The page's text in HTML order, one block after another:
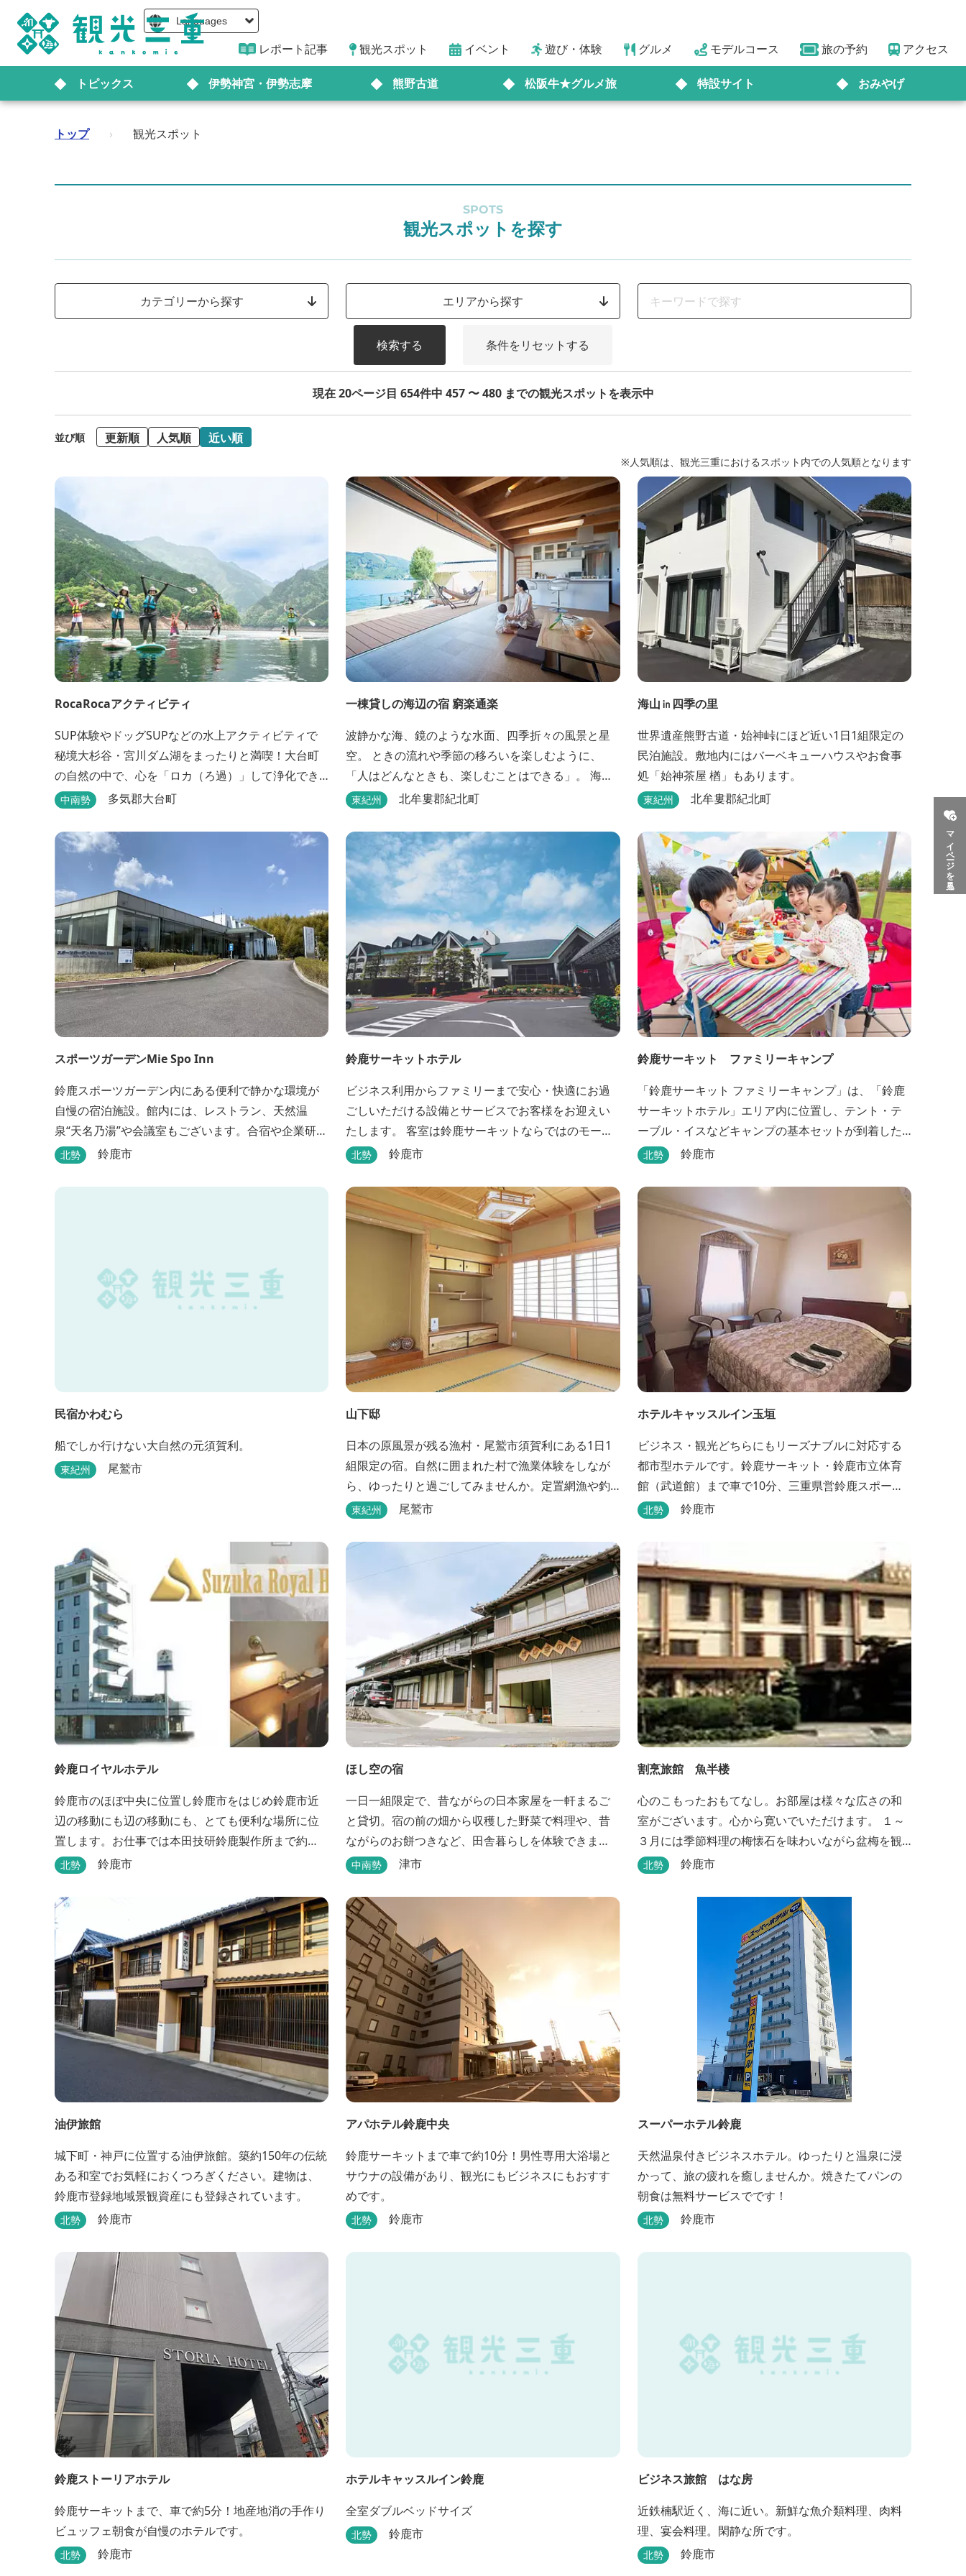
Languages
レポート記事 観光スポット イベント 遊び・体験 グルメ モデルコース 旅の予約 アクセス
トピックス 伊勢神宮・伊勢志摩 熊野古道 松阪牛★グルメ旅 特設サイト おみやげ
マイページを見る
トップ › 観光スポット
SPOTS
観光スポットを探す
カテゴリーから探す エリアから探す
検索する 条件をリセットする
現在 20ページ目 654件中 457 〜 480 までの観光スポットを表示中
並び順 更新順 人気順 近い順
※人気順は、観光三重におけるスポット内での人気順となります
RocaRocaアクティビティ
SUP体験やドッグSUPなどの水上アクティビティで
秘境大杉谷・宮川ダム湖をまったりと満喫！大台町
の自然の中で、心を「ロカ（ろ過）」して浄化でき
るアクティビティを。宿泊は、RocaRocaが運営する
中南勢 多気郡大台町
一棟貸しの海辺の宿 窮楽通楽
波静かな海、鏡のような水面、四季折々の風景と星
空。 ときの流れや季節の移ろいを楽しむように、
「人はどんなときも、楽しむことはできる」。 海と
山と空に囲まれた紀北町矢口浦の貸別荘【窮楽通
から名づけました。 いつでも気軽にご利用くださ
い。
東紀州 北牟婁郡紀北町
海山㏌四季の里
世界遺産熊野古道・始神峠にほど近い1日1組限定の
民泊施設。敷地内にはバーベキューハウスやお食事
処「始神茶屋 楢」もあります。
東紀州 北牟婁郡紀北町
スポーツガーデンMie Spo Inn
鈴鹿スポーツガーデン内にある便利で静かな環境が
自慢の宿泊施設。館内には、レストラン、天然温
泉“天名乃湯”や会議室もございます。合宿や企業研修
にも最適で、様々な用途に合わせてご利用頂けま
北勢 鈴鹿市
鈴鹿サーキットホテル
ビジネス利用からファミリーまで安心・快適にお過
ごしいただける設備とサービスでお客様をお迎えい
たします。 客室は鈴鹿サーキットならではのモータ
スポーツの歴史を感じられる『THE MAIN』をはじ
しいこだわりの詰まった「サーキット キッズルー
ム」「コチラファミリールーム」など様々なコンセ
プトルームをご用意しています。 また、お子さま連
れでも安心し...
北勢 鈴鹿市
鈴鹿サーキット ファミリーキャンプ
「鈴鹿サーキット ファミリーキャンプ」は、「鈴鹿
サーキットホテル」エリア内に位置し、テント・テ
ーブル・イスなどキャンプの基本セットが到着した
時点ですべて設置されているウッドデッキサイトの
整ったキャンプ場です。 さらに、手ぶらでキャンプ
をお楽しみいただけるように夕食バーべキュー用の
炭火セットなどのレンタル品や国産牛BBQセットな
どの食材も事前にご...
北勢 鈴鹿市
民宿かわむら
船でしか行けない大自然の元須賀利。
東紀州 尾鷲市
山下邸
日本の原風景が残る漁村・尾鷲市須賀利にある1日1
組限定の宿。自然に囲まれた村で漁業体験をしなが
ら、ゆったりと過ごしてみませんか。定置網漁や釣
り船などの体験ができます。
東紀州 尾鷲市
ホテルキャッスルイン玉垣
ビジネス・観光どちらにもリーズナブルに対応する
都市型ホテルです。鈴鹿サーキット・鈴鹿市立体育
館（武道館）まで車で10分、三重県営鈴鹿スポーツ
ガーデンまで車で15分の好立地！！ さらに、全檜造
す。
北勢 鈴鹿市
鈴鹿ロイヤルホテル
鈴鹿市のほぼ中央に位置し鈴鹿市をはじめ鈴鹿市近
辺の移動にも辺の移動にも、とても便利な場所に位
置します。お仕事では本田技研鈴鹿製作所まで約
500m、行楽では鈴鹿サーキット様まで約1,3キロ、
ロととても近い場所にあります。亀山市へのアクセ
スも便利でシャープ亀山工場では約10キロと鈴鹿市
では近い場所となっております。
北勢 鈴鹿市
ほし空の宿
一日一組限定で、昔ながらの日本家屋を一軒まるご
と貸切。宿の前の畑から収穫した野菜で料理や、昔
ながらのお餅つきなど、田舎暮らしを体験できま
す。
中南勢 津市
割烹旅館 魚半楼
心のこもったおもてなし。お部屋は様々な広さの和
室がございます。心から寛いでいただけます。 １～
３月には季節料理の梅懐石を味わいながら盆梅を観
賞することができるとあって、大人の女性にも人気
北勢 鈴鹿市
油伊旅館
城下町・神戸に位置する油伊旅館。築約150年の伝統
ある和室でお気軽におくつろぎください。建物は、
鈴鹿市登録地域景観資産にも登録されています。
北勢 鈴鹿市
アパホテル鈴鹿中央
鈴鹿サーキットまで車で約10分！男性専用大浴場と
サウナの設備があり、観光にもビジネスにもおすす
めです。
北勢 鈴鹿市
スーパーホテル鈴鹿
天然温泉付きビジネスホテル。ゆったりと温泉に浸
かって、旅の疲れを癒しませんか。焼きたてパンの
朝食は無料サービスでです！
北勢 鈴鹿市
鈴鹿ストーリアホテル
鈴鹿サーキットまで、車で約5分！地産地消の手作り
ビュッフェ朝食が自慢のホテルです。
北勢 鈴鹿市
ホテルキャッスルイン鈴鹿
全室ダブルベッドサイズ
北勢 鈴鹿市
ビジネス旅館 はな房
近鉄楠駅近く、海に近い。新鮮な魚介類料理、肉料
理、宴会料理。閑静な所です。
北勢 鈴鹿市